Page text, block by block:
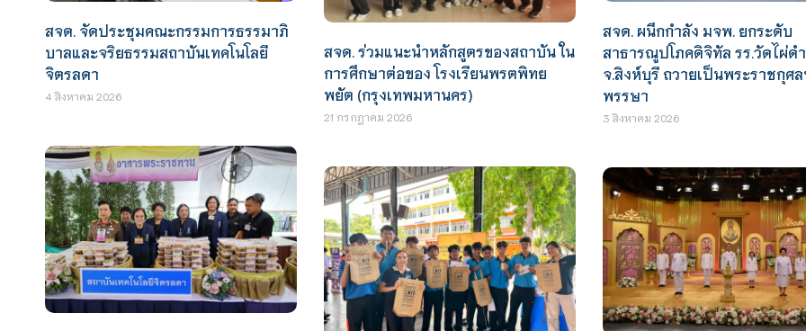
สจด. จัดประชุมคณะกรรมการธรรมาภิ
บาลและจริยธรรมสถาบันเทคโนโลยี
จิตรลดา
4 สิงหาคม 2026
สจด. ร่วมแนะนำหลักสูตรของสถาบัน ใน
การศึกษาต่อของ โรงเรียนพรตพิทย
พยัต (กรุงเทพมหานคร)
21 กรกฎาคม 2026
สจด. ผนึกกำลัง มจพ. ยกระดับ
สาธารณูปโภคดิจิทัล รร.วัดไผ่ดำ
จ.สิงห์บุรี ถวายเป็นพระราชกุศ
พรรษา
3 สิงหาคม 2026